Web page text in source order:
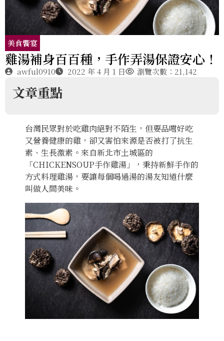
美食饗宴
雞湯補身百百種，手作弄湯保證安心！
awful0910 2022 年 4 月 1 日 瀏覽次數：21,142
文章重點
台灣民眾對於吃雞肉絕對不陌生，但要品嚐好吃
又營養健康的雞，卻又害怕來源是否被打了抗生
素、生長激素。來自新北市土城區的
「CHICKENSOUP手作雞湯」，秉持新鮮手作的
方式料理雞湯，要讓每個喝過湯的湯友知道什麼
叫做人間美味。